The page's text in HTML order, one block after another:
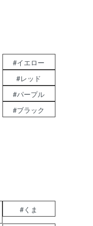
#イエロー
#レッド
#パープル
#ブラック
#くま